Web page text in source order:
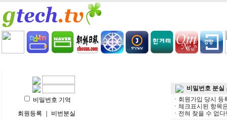
비밀번호 기억
회원등록
비번분실
비밀번호 분실
ㆍ회원가입 당시
ㆍ체크표시된 항목
ㆍ전혀 찾을 수 없